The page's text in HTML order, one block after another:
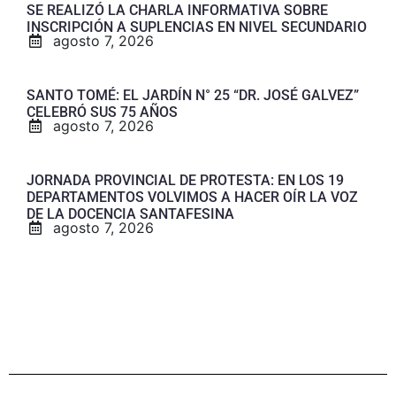
SE REALIZÓ LA CHARLA INFORMATIVA SOBRE
INSCRIPCIÓN A SUPLENCIAS EN NIVEL SECUNDARIO
agosto 7, 2026
SANTO TOMÉ: EL JARDÍN N° 25 “DR. JOSÉ GALVEZ”
CELEBRÓ SUS 75 AÑOS
agosto 7, 2026
JORNADA PROVINCIAL DE PROTESTA: EN LOS 19
DEPARTAMENTOS VOLVIMOS A HACER OÍR LA VOZ
DE LA DOCENCIA SANTAFESINA
agosto 7, 2026